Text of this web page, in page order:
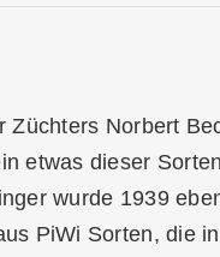
Norbert
etwas dieser
wurde 1939
PiWi Sorten, die